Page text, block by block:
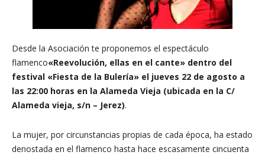
Desde la Asociación te proponemos el espectáculo
flamenco«Reevolución, ellas en el cante» dentro del
festival «Fiesta de la Bulería» el jueves 22 de agosto a
las 22:00 horas en la Alameda Vieja (ubicada en la C/
Alameda vieja, s/n – Jerez).
La mujer, por circunstancias propias de cada época, ha estado
denostada en el flamenco hasta hace escasamente cincuenta